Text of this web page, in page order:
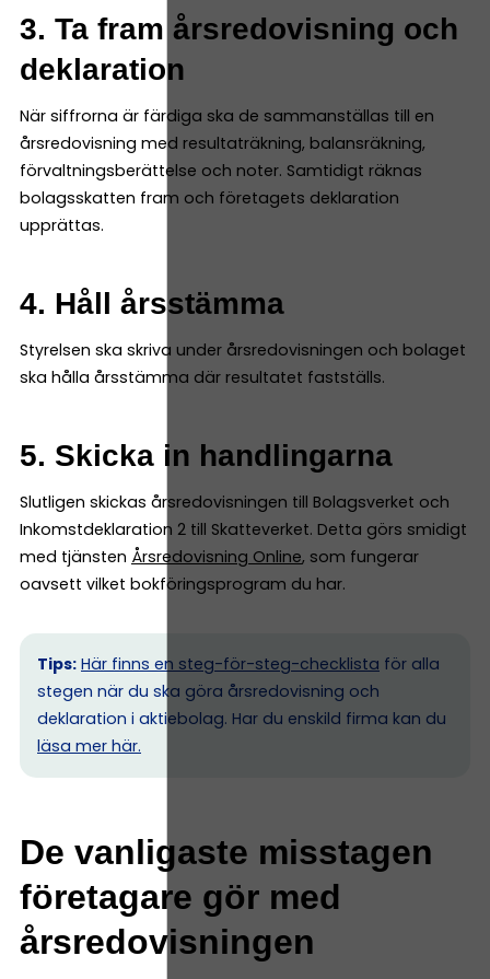
3. Ta fram årsredovisning och
deklaration
När siffrorna är färdiga ska de sammanställas till en
årsredovisning med resultaträkning, balansräkning,
förvaltningsberättelse och noter. Samtidigt räknas
bolagsskatten fram och företagets deklaration
upprättas.
4. Håll årsstämma
Styrelsen ska skriva under årsredovisningen och bolaget
ska hålla årsstämma där resultatet fastställs.
5. Skicka in handlingarna
Slutligen skickas årsredovisningen till Bolagsverket och
Inkomstdeklaration 2 till Skatteverket. Detta görs smidigt
med tjänsten Årsredovisning Online, som fungerar
oavsett vilket bokföringsprogram du har.
Tips: Här finns en steg-för-steg-checklista för alla
stegen när du ska göra årsredovisning och
deklaration i aktiebolag. Har du enskild firma kan du
läsa mer här.
De vanligaste misstagen
företagare gör med
årsredovisningen